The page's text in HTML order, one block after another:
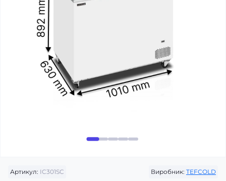
Артикул: IC301SC Виробник: TEFCOLD